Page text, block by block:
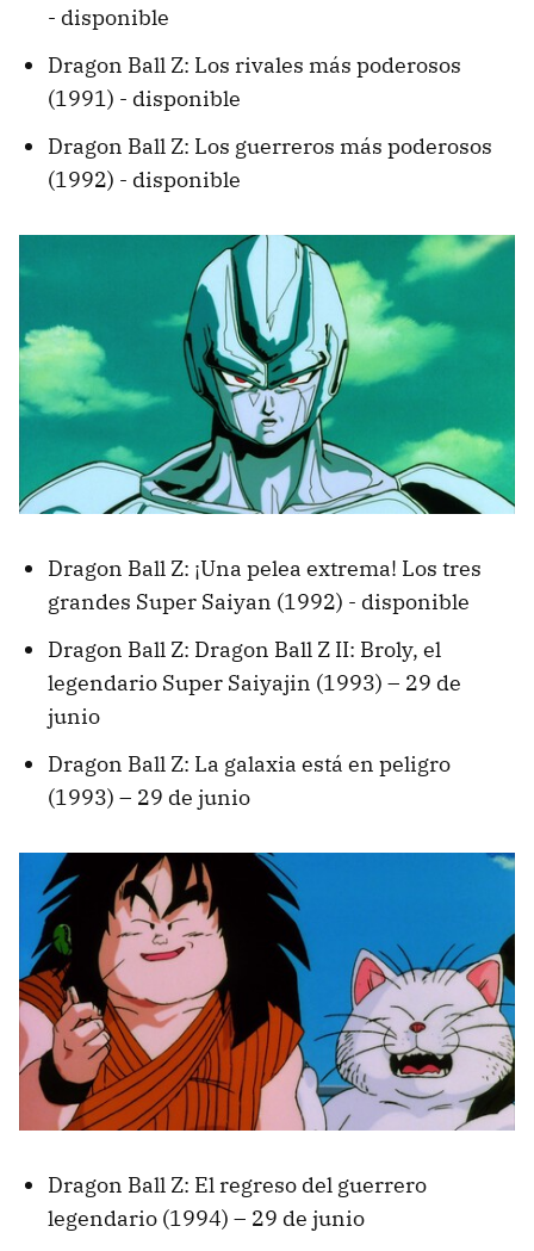
- disponible
Dragon Ball Z: Los rivales más poderosos
(1991) - disponible
Dragon Ball Z: Los guerreros más poderosos
(1992) - disponible
Dragon Ball Z: ¡Una pelea extrema! Los tres
grandes Super Saiyan (1992) - disponible
Dragon Ball Z: Dragon Ball Z II: Broly, el
legendario Super Saiyajin (1993) – 29 de
junio
Dragon Ball Z: La galaxia está en peligro
(1993) – 29 de junio
Dragon Ball Z: El regreso del guerrero
legendario (1994) – 29 de junio